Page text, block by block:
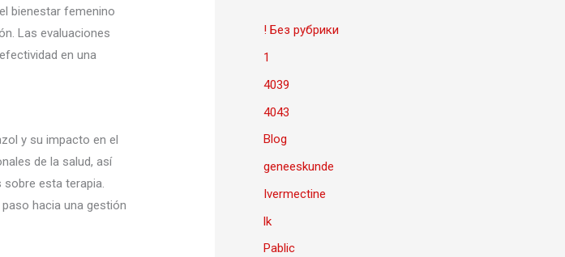
bienestar femenino
Las evaluaciones
en una
y su impacto en el
de la salud, así
esta terapia.
hacia una gestión
! Без рубрики
1
4039
4043
Blog
geneeskunde
Ivermectine
lk
Pablic